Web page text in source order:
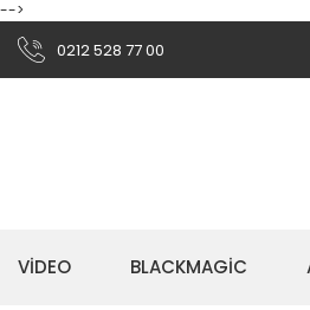
-->
0212 528 77 00
VİDEO BLACKMAGİC